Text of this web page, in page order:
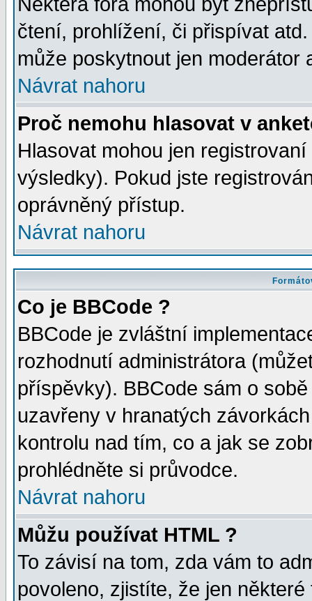
čtení, prohlížení, či přispívat
může poskytnout jen moderátor
Návrat nahoru
Proč nemohu hlasovat v
Hlasovat mohou jen
výsledky). Pokud jste
oprávněný přístup.
Návrat nahoru
Co je BBCode ?
BBCode je zvláštní
rozhodnutí administrátora
příspěvky). BBCode sám o
uzavřeny v hranatých
kontrolu nad tím, co a jak se
prohlédněte si průvodce.
Návrat nahoru
Můžu používat HTML ?
To závisí na tom, zda vám to
povoleno, zjistíte, že jen